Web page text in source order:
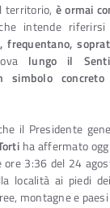
territorio, è ormai
intende
frequentano,
lungo il
simbolo
il Presidente
ha affermato
ore 3:36 del 24
località ai piedi
montagne e